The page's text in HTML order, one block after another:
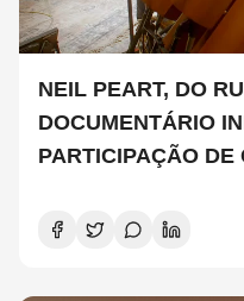
NEIL PEART, DO
DOCUMENTÁRIO
PARTICIPAÇÃO DE